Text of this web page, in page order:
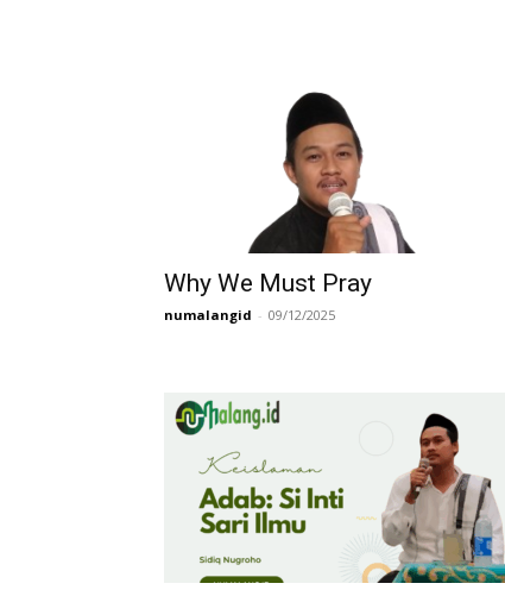
Why We Must Pray
numalangid - 09/12/2025